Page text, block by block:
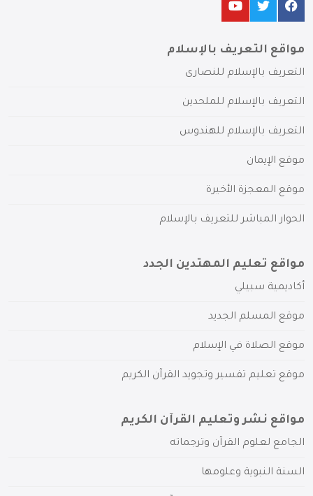
مواقع التعريف بالإسلام
التعريف بالإسلام للنصارى
التعريف بالإسلام للملحدين
التعريف بالإسلام للهندوس
موقع الإيمان
موقع المعجزة الأخيرة
الحوار المباشر للتعريف بالإسلام
مواقع تعليم المهتدين الجدد
أكاديمية سبيلي
موقع المسلم الجديد
موقع الصلاة في الإسلام
موقع تعليم تفسير وتجويد القرآن الكريم
مواقع نشر وتعليم القرآن الكريم
الجامع لعلوم القرآن وترجماته
السنة النبوية وعلومها